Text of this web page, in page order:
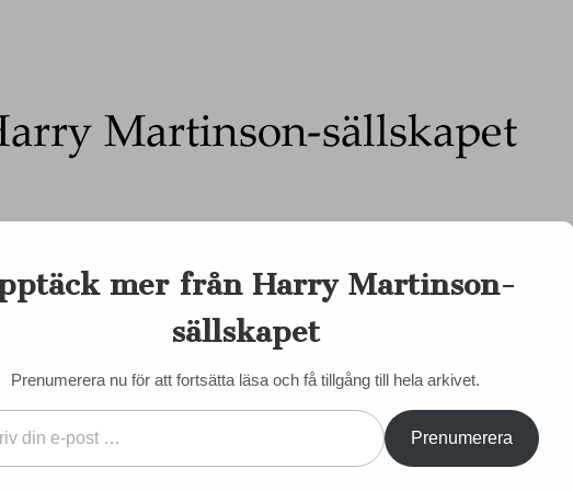
sällskapet
mer från Harry Martinson-
sällskapet
Prenumerera nu för att fortsätta läsa och få tillgång till hela arkivet.
Prenumerera